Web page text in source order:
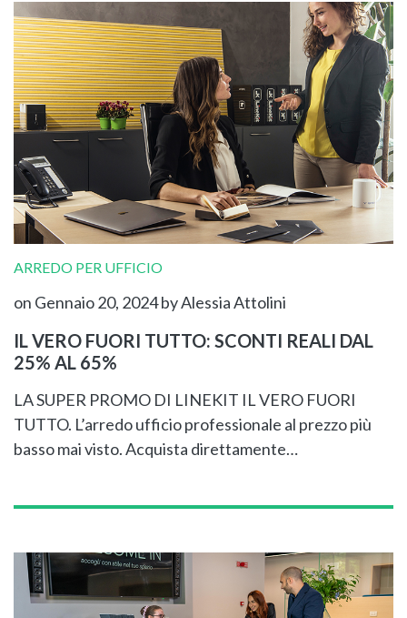
ARREDO PER UFFICIO
on Gennaio 20, 2024by Alessia Attolini
IL VERO FUORI TUTTO: SCONTI REALI DAL
25% AL 65%
LA SUPER PROMO DI LINEKIT IL VERO FUORI
TUTTO. L’arredo ufficio professionale al prezzo più
basso mai visto. Acquista direttamente…